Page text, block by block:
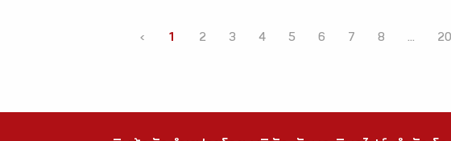
‹ 1 2 3 4 5 6 7 8 ...